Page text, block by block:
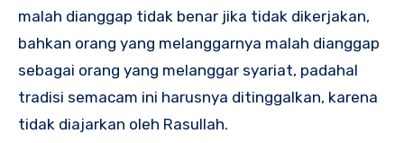
malah dianggap tidak benar jika tidak dikerjakan,
bahkan orang yang melanggarnya malah dianggap
sebagai orang yang melanggar syariat, padahal
tradisi semacam ini harusnya ditinggalkan, karena
tidak diajarkan oleh Rasullah.